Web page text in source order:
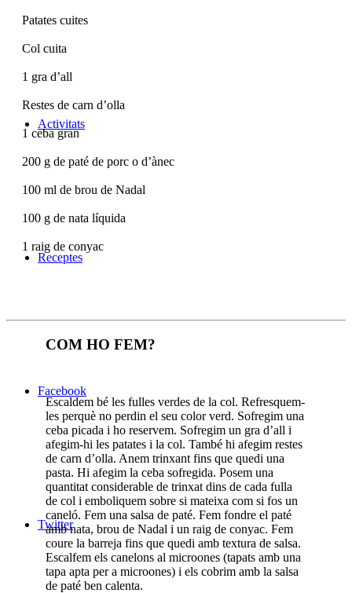
Activitats
Receptes
Facebook
Twitter
Patates cuites
Col cuita
1 gra d’all
Restes de carn d’olla
1 ceba gran
200 g de paté de porc o d’ànec
100 ml de brou de Nadal
100 g de nata líquida
1 raig de conyac
COM HO FEM?
Escaldem bé les fulles verdes de la col. Refresquem-
les perquè no perdin el seu color verd. Sofregim una
ceba picada i ho reservem. Sofregim un gra d’all i
afegim-hi les patates i la col. També hi afegim restes
de carn d’olla. Anem trinxant fins que quedi una
pasta. Hi afegim la ceba sofregida. Posem una
quantitat considerable de trinxat dins de cada fulla
de col i emboliquem sobre si mateixa com si fos un
caneló. Fem una salsa de paté. Fem fondre el paté
amb nata, brou de Nadal i un raig de conyac. Fem
coure la barreja fins que quedi amb textura de salsa.
Escalfem els canelons al microones (tapats amb una
tapa apta per a microones) i els cobrim amb la salsa
de paté ben calenta.